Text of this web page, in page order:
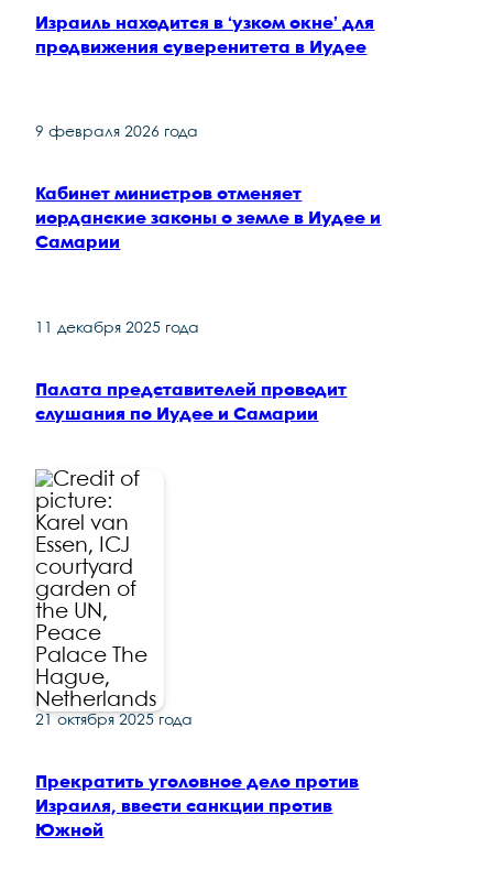
Израиль находится в ‘узком окне’ для
продвижения суверенитета в Иудее
9 февраля 2026 года
Кабинет министров отменяет
иорданские законы о земле в Иудее и
Самарии
11 декабря 2025 года
Палата представителей проводит
слушания по Иудее и Самарии
21 октября 2025 года
Прекратить уголовное дело против
Израиля, ввести санкции против
Южной